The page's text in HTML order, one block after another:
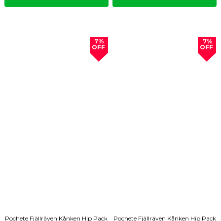
7%
OFF
Pochete Fjällräven Kånken Hip Pack
7%
OFF
Pochete Fjällräven Kånken Hip Pack